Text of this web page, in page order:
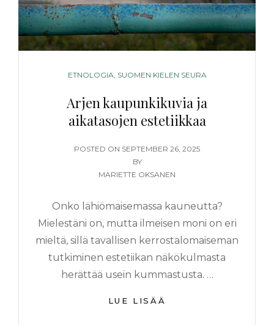
CATEGORIES
ETNOLOGIA, SUOMEN KIELEN SEURA
Arjen kaupunkikuvia ja
aikatasojen estetiikkaa
POSTED ON POSTED
SEPTEMBER 26, 2025
BY
MARIETTE OKSANEN
Onko lähiömaisemassa kauneutta?
Mielestäni on, mutta ilmeisen moni on eri
mieltä, sillä tavallisen kerrostalomaiseman
tutkiminen estetiikan näkökulmasta
herättää usein kummastusta. …
LUE LISÄÄ